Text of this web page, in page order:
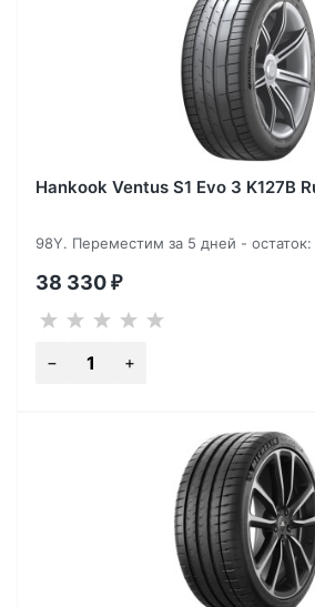
Hankook Ventus S1 Evo 3 K127B
98Y. Переместим за 5 дней - остаток:
38 330 ₽